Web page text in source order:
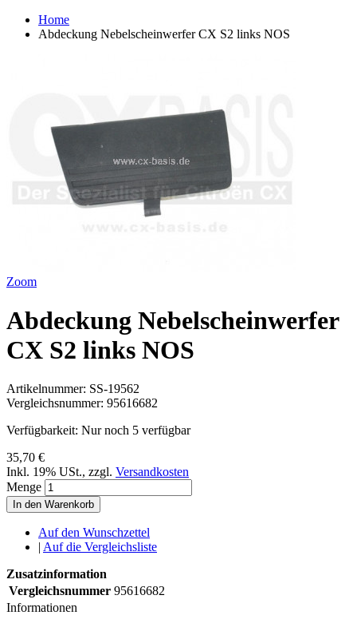
Home
Abdeckung Nebelscheinwerfer CX S2 links NOS
Zoom
Abdeckung Nebelscheinwerfer
CX S2 links NOS
Artikelnummer: SS-19562
Vergleichsnummer: 95616682
Verfügbarkeit: Nur noch 5 verfügbar
35,70 €
Inkl. 19% USt., zzgl. Versandkosten
Menge
In den Warenkorb
Auf den Wunschzettel
| Auf die Vergleichsliste
Zusatzinformation
Vergleichsnummer 95616682
Informationen